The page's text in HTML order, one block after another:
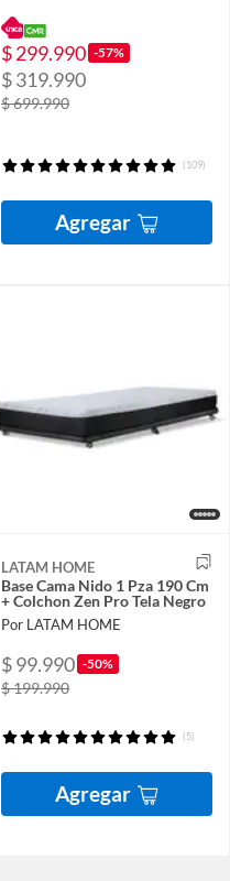
$ 299.990 -57%
$ 319.990
$ 699.990
(109)
Agregar
LATAM HOME
Base Cama Nido 1 Pza 190 Cm
+ Colchon Zen Pro Tela Negro
Por LATAM HOME
$ 99.990 -50%
$ 199.990
(5)
Agregar